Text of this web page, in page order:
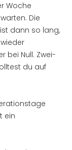
Woche
Die
dann so lang,
bei Null. Zwei-
du auf
ein